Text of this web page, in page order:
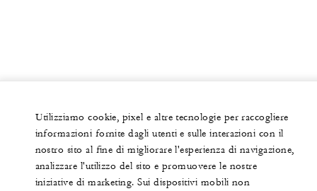
Utilizziamo cookie, pixel e altre tecnologie per raccogliere
informazioni fornite dagli utenti e sulle interazioni con il
nostro sito al fine di migliorare l'esperienza di navigazione,
analizzare l'utilizzo del sito e promuovere le nostre
iniziative di marketing. Sui dispositivi mobili non